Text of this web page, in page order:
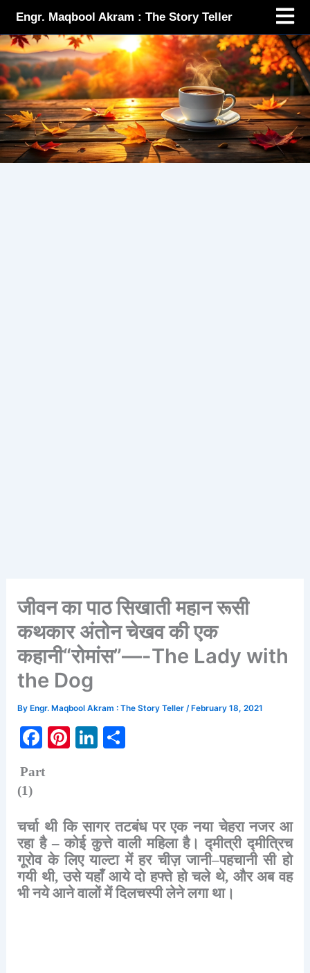
content
Engr. Maqbool Akram : The Story Teller
Menu
जीवन का पाठ सिखाती महान रूसी
कथकार अंतोन चेखव की एक
कहानी“रोमांस”—-The Lady with
the Dog
By Engr. Maqbool Akram : The Story Teller/ February 18, 2021
F
c
b
o
o
k
Pi
st
Li
dI
n
Part
(1)
चर्चा थी कि सागर तटबंध पर एक नया चेहरा नजर आ
रहा है–कोई कुत्ते वाली महिला है। द्मीत्री द्मीत्रिच
गूरोव के लिए याल्टा में हर चीज़ जानी–पहचानी सी हो
गयी थी,उसे यहाँ आये दो हफ्ते हो चले थे, और अब वह
भी नये आने वालों में दिलचस्पी लेने लगा था।